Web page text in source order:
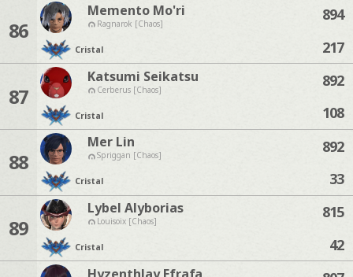
86
Memento Mo'ri
Ragnarok [Chaos]
Cristal
894
217
87
Katsumi Seikatsu
Cerberus [Chaos]
Cristal
892
108
88
Mer Lin
Spriggan [Chaos]
Cristal
892
33
89
Lybel Alyborias
Louisoix [Chaos]
Cristal
815
42
Hyzenthlay Efrafa